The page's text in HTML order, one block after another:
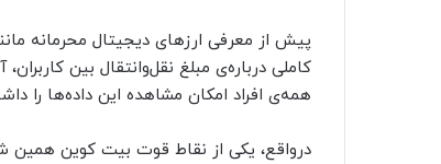
پیش از معرفی ارزهای دیجیتال محرمانه
کاملی درباره‌ی مبلغ نقل‌وانتقال بین
همه‌ی افراد امکان مشاهده این داده‌ها را
درواقع، یکی از نقاط قوت بیت کوین همین